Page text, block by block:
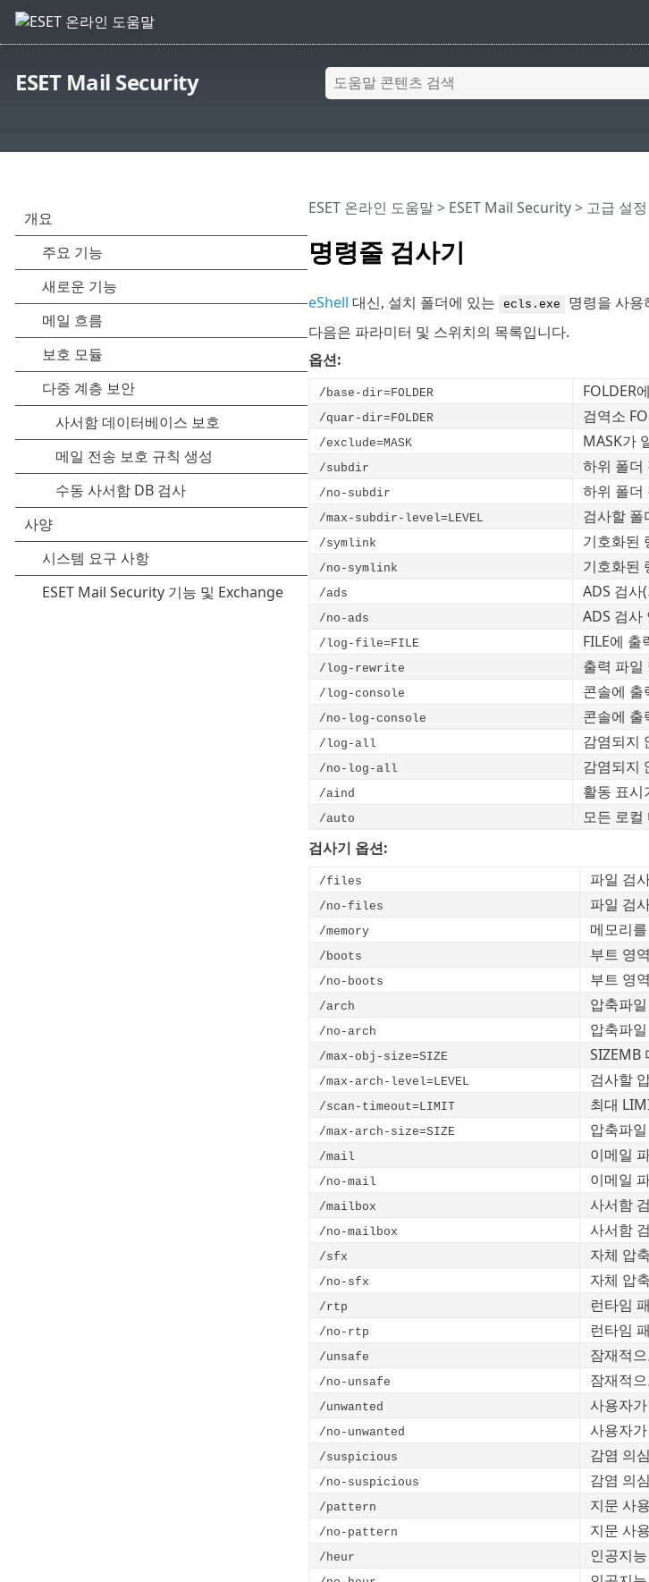
ESET Mail Security
명령줄 검사기
ESET 온라인 도움말> ESET Mail Security> 고급 설정
eShell 대신, 설치 폴더에 있는 ecls.exe
명령을 사용
다음은 파라미터 및 스위치의 목록입니다.
옵션:
/base-dir=FOLDER FOLDER
/quar-dir=FOLDER 검역소
/exclude=MASK MASK가
/subdir 하위 폴더
/no-subdir 하위 폴더
/max-subdir-level=LEVEL 검사할 폴
/symlink 기호화된
/no-symlink 기호화된
/ads ADS 검사
/no-ads ADS 검사
/log-file=FILE FILE에 출
/log-rewrite 출력 파일
/log-console 콘솔에 출
/no-log-console 콘솔에 출
/log-all 감염되지
/no-log-all 감염되지
/aind 활동 표시
/auto
모든 로컬
검사기 옵션:
/files 파일 검
/no-files 파일 검
/memory 메모리
/boots 부트 영
/no-boots 부트 영
/arch 압축파
/no-arch 압축파
/max-obj-size=SIZE SIZEMB
/max-arch-level=LEVEL 검사할
/scan-timeout=LIMIT 최대
/max-arch-size=SIZE 압축파
/mail 이메일
/no-mail 이메일
/mailbox 사서함
/no-mailbox 사서함
/sfx 자체 압
/no-sfx 자체 압
/rtp 런타임
/no-rtp 런타임
/unsafe 잠재적
/no-unsafe 잠재적
/unwanted 사용자
/no-unwanted 사용자
/suspicious 감염 의
/no-suspicious 감염 의
/pattern 지문 사
/no-pattern 지문 사
/heur 인공지